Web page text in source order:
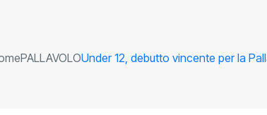
PALLAVOLOUnder 12, debutto vincente per la